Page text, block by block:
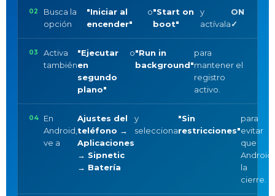
Busca la
opción
"Iniciar al
encender"
o"Start on
boot"
y
actívala
ON
✓
Activa
también
"Ejecutar
en
segundo
plano"
o"Run in
background"
para
mantener el
registro
activo.
En
Android,
ve a
Ajustes del
teléfono →
Aplicaciones
→ Sipnetic
→ Batería
y
selecciona
"Sin
restricciones"
para
evitar
que
Android
la
cierre.